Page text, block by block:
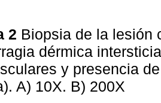
2 Biopsia de la lesión
dérmica
y presencia
A) 10X. B) 200X